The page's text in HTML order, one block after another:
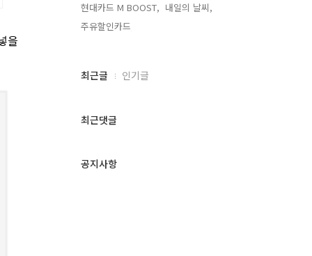
을
현대카드 M BOOST, 내일의 날씨,
주유할인카드,
최
과
글
최근글 인기글
최근댓글
공지사항